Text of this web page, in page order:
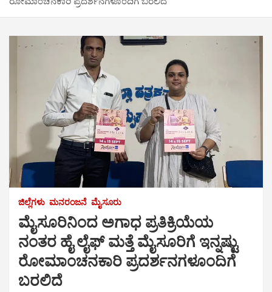
ಜಿಲ್ಲೆಗಳು ಮನರಂಜನೆ ಮೈಸೂರು
ಮೈಸೂರಿನಿಂದ ಅಗಾಧ ಪ್ರತಿಕ್ರಿಯೆಯ
ನಂತರ ಹೈ ಲೈಫ್ ಮತ್ತೆ ಮೈಸೂರಿಗೆ ಇನ್ನಷ್ಟು
ರೋಮಾಂಚನಕಾರಿ ಪ್ರದರ್ಶನಗಳೂಂದಿಗೆ
ಬರಲಿದೆ